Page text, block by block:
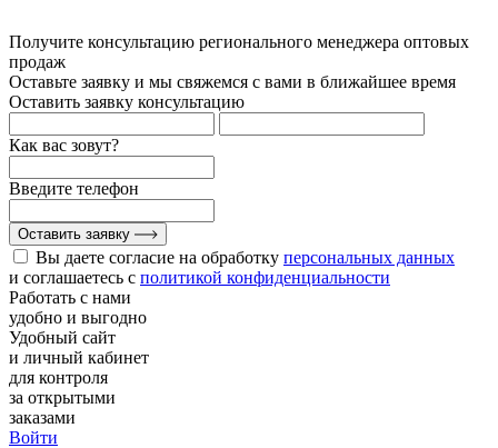
Получите консультацию регионального менеджера оптовых
продаж
Оставьте заявку и мы свяжемся с вами в ближайшее время
Оставить заявку консультацию
Как вас зовут?
Введите телефон
Оставить заявку
Вы даете согласие на обработку персональных данных
и соглашаетесь с политикой конфиденциальности
Работать с нами
удобно и выгодно
Удобный сайт
и личный кабинет
для контроля
за открытыми
заказами
Войти